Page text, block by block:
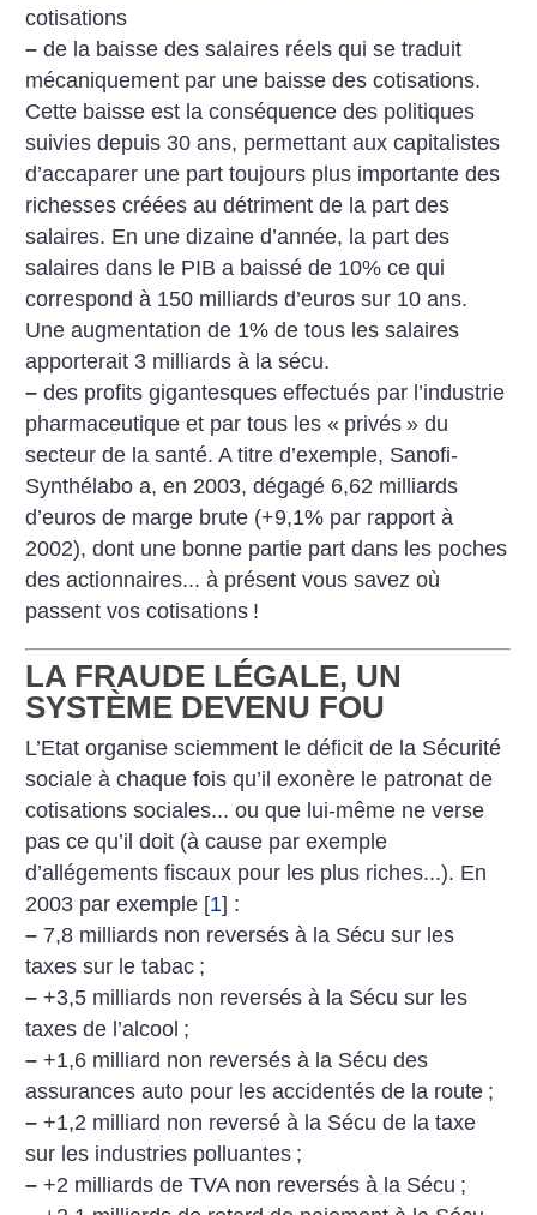
cotisations
– de la baisse des salaires réels qui se traduit
mécaniquement par une baisse des cotisations.
Cette baisse est la conséquence des politiques
suivies depuis 30 ans, permettant aux capitalistes
d’accaparer une part toujours plus importante des
richesses créées au détriment de la part des
salaires. En une dizaine d’année, la part des
salaires dans le PIB a baissé de 10% ce qui
correspond à 150 milliards d’euros sur 10 ans.
Une augmentation de 1% de tous les salaires
apporterait 3 milliards à la sécu.
– des profits gigantesques effectués par l’industrie
pharmaceutique et par tous les « privés » du
secteur de la santé. A titre d’exemple, Sanofi-
Synthélabo a, en 2003, dégagé 6,62 milliards
d’euros de marge brute (+9,1% par rapport à
2002), dont une bonne partie part dans les poches
des actionnaires... à présent vous savez où
passent vos cotisations !
LA FRAUDE LÉGALE, UN
SYSTÈME DEVENU FOU
L’Etat organise sciemment le déficit de la Sécurité
sociale à chaque fois qu’il exonère le patronat de
cotisations sociales... ou que lui-même ne verse
pas ce qu’il doit (à cause par exemple
d’allégements fiscaux pour les plus riches...). En
2003 par exemple [1] :
– 7,8 milliards non reversés à la Sécu sur les
taxes sur le tabac ;
– +3,5 milliards non reversés à la Sécu sur les
taxes de l’alcool ;
– +1,6 milliard non reversés à la Sécu des
assurances auto pour les accidentés de la route ;
– +1,2 milliard non reversé à la Sécu de la taxe
sur les industries polluantes ;
– +2 milliards de TVA non reversés à la Sécu ;